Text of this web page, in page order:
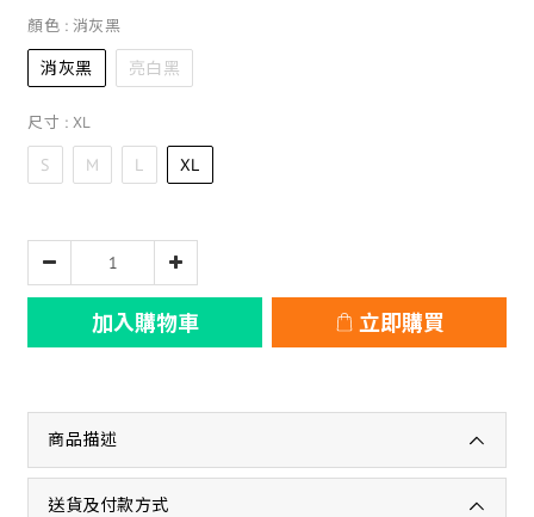
顏色 : 消灰黑
消灰黑 亮白黑
尺寸 : XL
S M L XL
加入購物車 立即購買
商品描述
送貨及付款方式